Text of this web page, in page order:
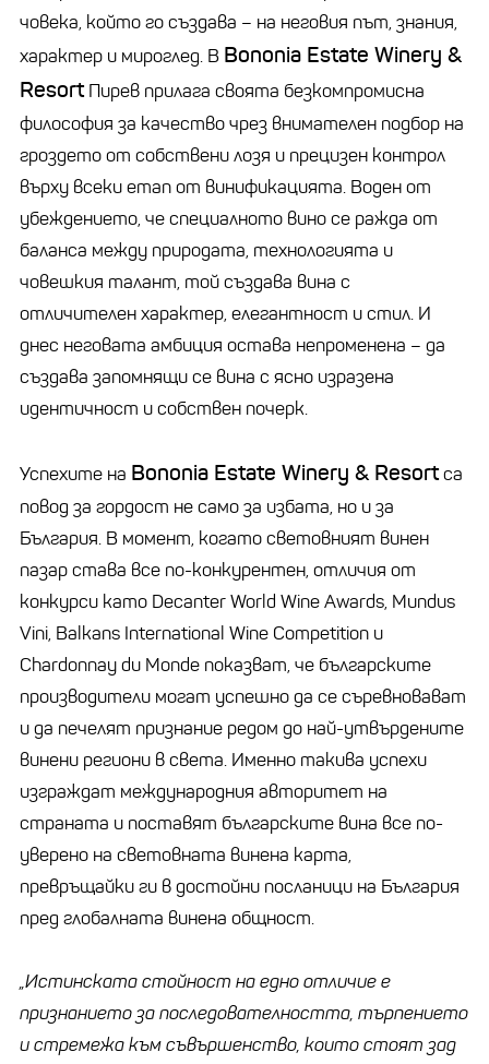
човека, който го създава – на неговия път, знания,
характер и мироглед. В Bononia Estate Winery &
ResortПирев прилага своята безкомпромисна
философия за качество чрез внимателен подбор на
гроздето от собствени лозя и прецизен контрол
върху всеки етап от винификацията. Воден от
убеждението, че специалното вино се ражда от
баланса между природата, технологията и
човешкия талант, той създава вина с
отличителен характер, елегантност и стил. И
днес неговата амбиция остава непроменена – да
създава запомнящи се вина с ясно изразена
идентичност и собствен почерк.
Успехите на Bononia Estate Winery & Resortса
повод за гордост не само за избата, но и за
България. В момент, когато световният винен
пазар става все по-конкурентен, отличия от
конкурси като Decanter World Wine Awards, Mundus
Vini, Balkans International Wine Competition и
Chardonnay du Monde показват, че българските
производители могат успешно да се съревновават
и да печелят признание редом до най-утвърдените
винени региони в света. Именно такива успехи
изграждат международния авторитет на
страната и поставят българските вина все по-
уверено на световната винена карта,
превръщайки ги в достойни посланици на България
пред глобалната винена общност.
„Истинската стойност на едно отличие е
признанието за последователността, търпението
и стремежа към съвършенство, които стоят зад